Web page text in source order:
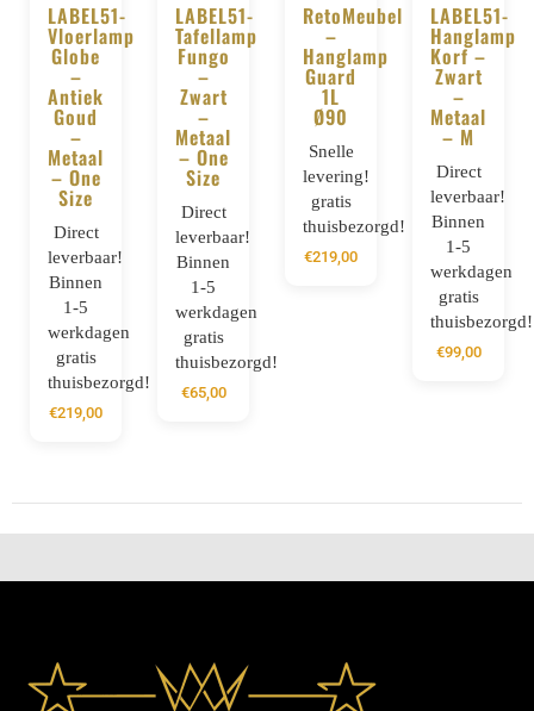
BESTELLEN
LABEL51-
Vloerlamp
Globe
–
Antiek
Goud
–
Metaal
– One
Size
Direct
leverbaar!
Binnen
1-5
werkdagen
gratis
thuisbezorgd!
€219,00
BESTELLEN
LABEL51-
Tafellamp
Fungo
–
Zwart
–
Metaal
– One
Size
Direct
leverbaar!
Binnen
1-5
werkdagen
gratis
thuisbezorgd!
€65,00
BESTELLEN
RetoMeubel
–
Hanglamp
Guard
1L
Ø90
Snelle
levering!
gratis
thuisbezorgd!
€219,00
BESTELLEN
LABEL51-
Hanglamp
Korf –
Zwart
–
Metaal
– M
Direct
leverbaar!
Binnen
1-5
werkdagen
gratis
thuisbezorgd!
€99,00